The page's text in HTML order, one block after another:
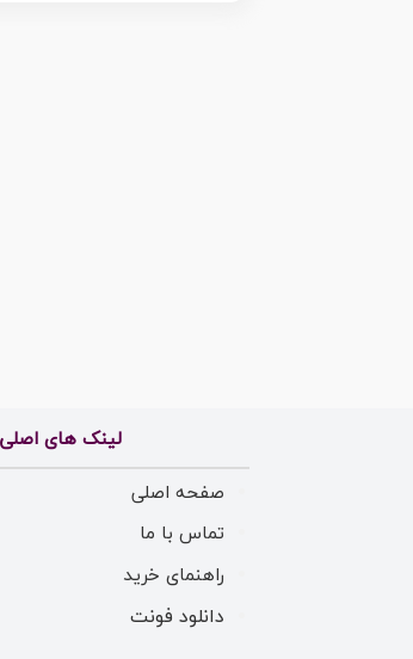
لینک های اصلی
صفحه اصلی
تماس با ما
راهنمای خرید
دانلود فونت